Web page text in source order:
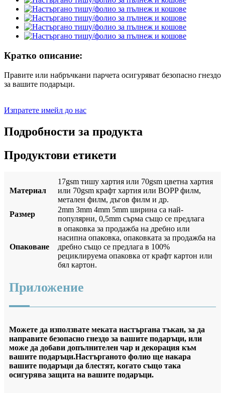
Кратко описание:
Правите или набръчкани парчета осигуряват безопасно гнездо
за вашите подаръци.
Изпратете имейл до нас
Подробности за продукта
Продуктови етикети
Материал
17gsm тишу хартия или 70gsm цветна хартия
или 70gsm крафт хартия или BOPP филм,
метален филм, дъгов филм и др.
Размер
2mm 3mm 4mm 5mm ширина са най-
популярни, 0,5mm сърма също се предлага
Опаковане
в опаковка за продажба на дребно или
насипна опаковка, опаковката за продажба на
дребно също се предлага в 100%
рециклируема опаковка от крафт картон или
бял картон.
Приложение
Можете да използвате меката настъргана тъкан, за да
направите безопасно гнездо за вашите подаръци, или
може да добави допълнителен чар и декорация към
вашите подаръци.Настърганото фолио ще накара
вашите подаръци да блестят, когато също така
осигурява защита на вашите подаръци.